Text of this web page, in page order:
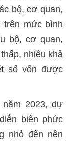
bộ, cơ quan,
trên mức bình
bộ, cơ quan,
nhiều khả
số vốn được
năm 2023, dự
biến phức
nhỏ đến nền